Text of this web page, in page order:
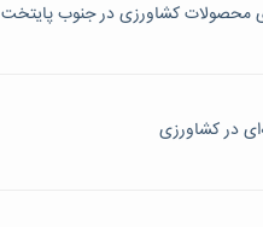
محصولات کشاورزی در جنوب پایتخت
در کشاورزی